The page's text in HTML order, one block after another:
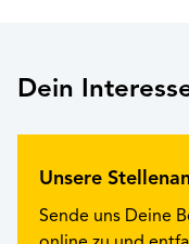
Dein
Unsere
Sende uns Deine